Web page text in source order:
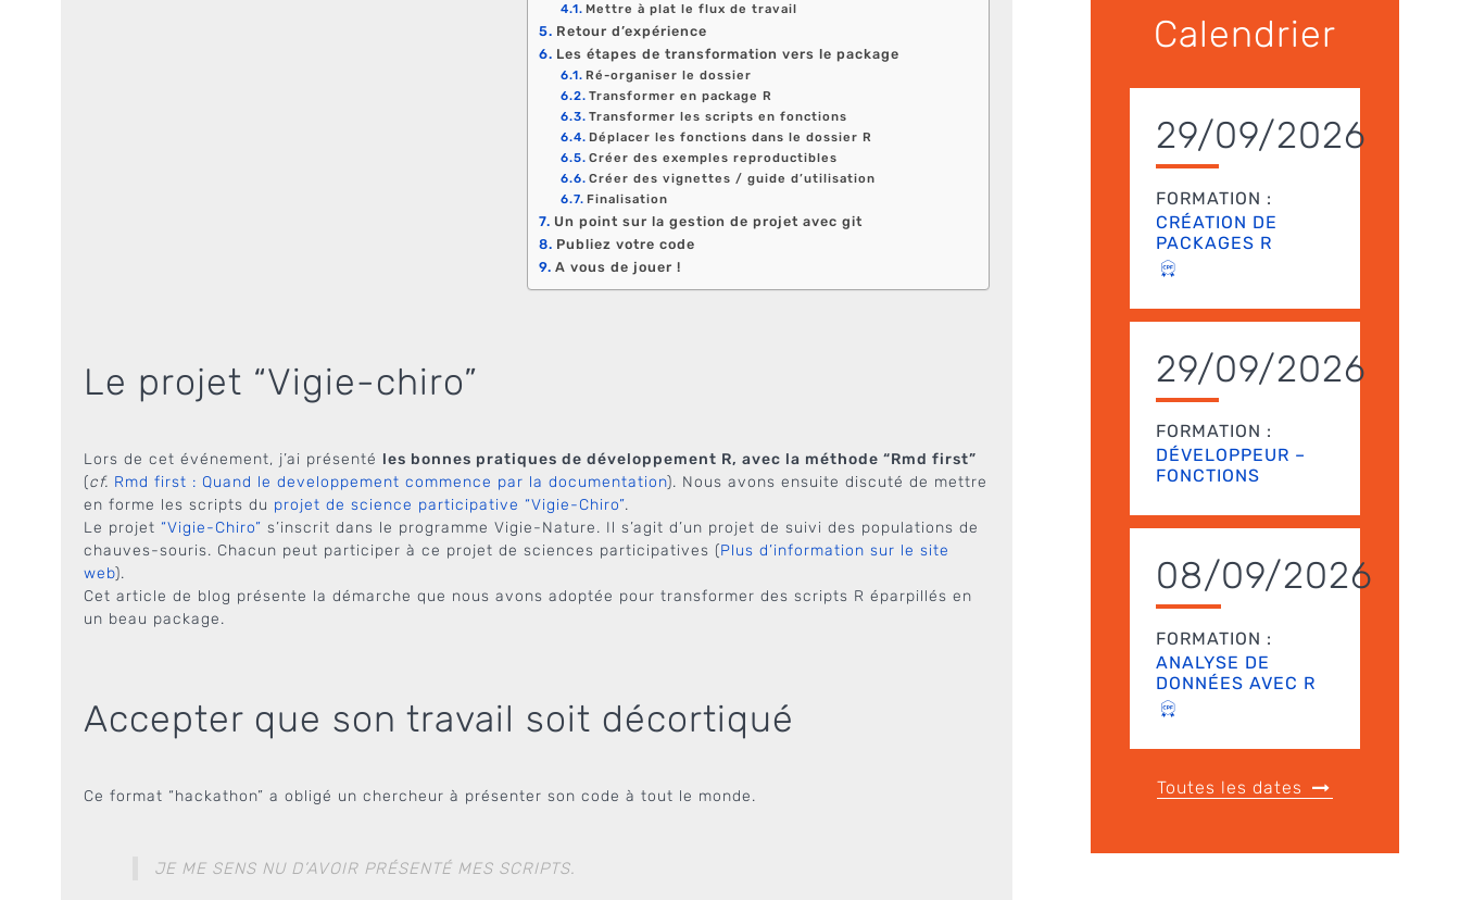
Mettre à plat le flux de travail
Retour d’expérience
Les étapes de transformation vers le package
Ré-organiser le dossier
Transformer en package R
Transformer les scripts en fonctions
Déplacer les fonctions dans le dossier R
Créer des exemples reproductibles
Créer des vignettes / guide d’utilisation
Finalisation
Un point sur la gestion de projet avec git
Publiez votre code
A vous de jouer !
Le projet “Vigie-chiro”
Lors de cet événement, j’ai présenté les bonnes pratiques de développement R, avec la méthode “Rmd first”
(cf. Rmd first : Quand le developpement commence par la documentation). Nous avons ensuite discuté de mettre
en forme les scripts du projet de science participative “Vigie-Chiro”.
Le projet “Vigie-Chiro” s’inscrit dans le programme Vigie-Nature. Il s’agit d’un projet de suivi des populations de
chauves-souris. Chacun peut participer à ce projet de sciences participatives (Plus d’information sur le site
web).
Cet article de blog présente la démarche que nous avons adoptée pour transformer des scripts R éparpillés en
un beau package.
Accepter que son travail soit décortiqué
Ce format “hackathon” a obligé un chercheur à présenter son code à tout le monde.
JE ME SENS NU D’AVOIR PRÉSENTÉ MES SCRIPTS.
Calendrier
29/09/2026
FORMATION :
CRÉATION DE
PACKAGES R
29/09/2026
FORMATION :
DÉVELOPPEUR –
FONCTIONS
08/09/2026
FORMATION :
ANALYSE DE
DONNÉES AVEC R
Toutes les dates